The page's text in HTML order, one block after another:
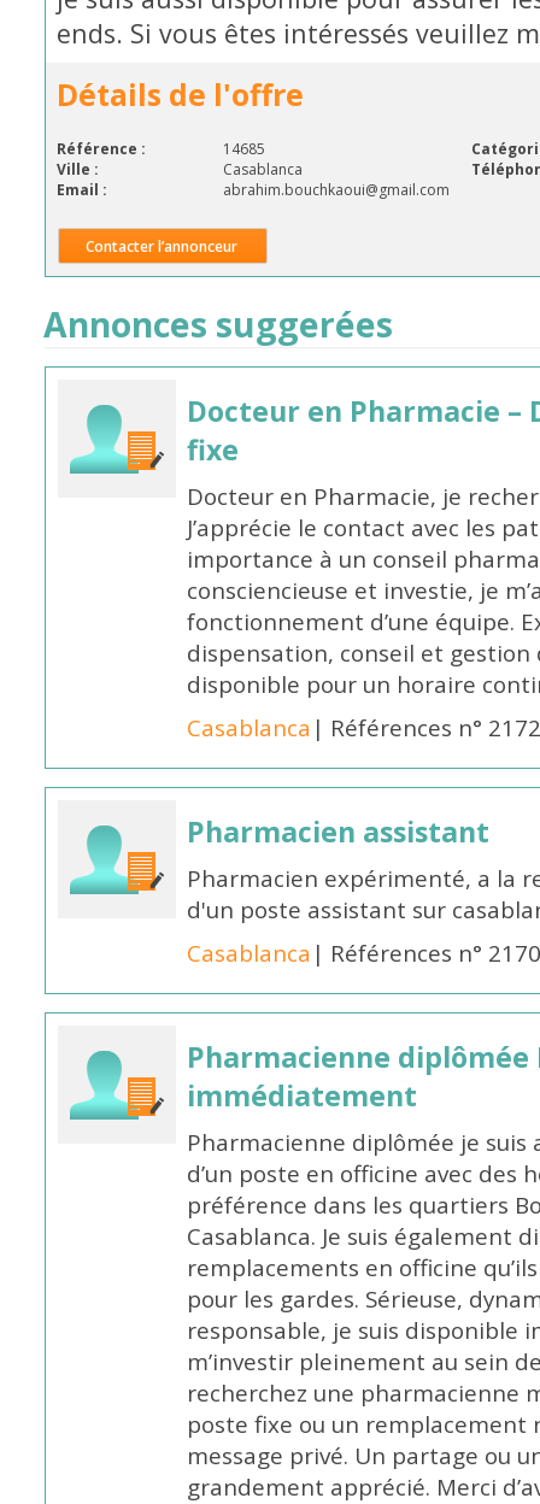
ends. Si vous êtes intéressés veuillez
Détails de l'offre
Référence : 14685
Ville :
Casablanca
Email :
abrahim.bouchkaoui@gmail.com
Contacter l’annonceur
Annonces suggerées
Docteur en Pharmacie
fixe
Docteur en Pharmacie, je
J’apprécie le contact avec les
importance à un conseil
consciencieuse et investie, je
fonctionnement d’une équipe.
dispensation, conseil et gestion
disponible pour un horaire
Casablanca | Références n°
Pharmacien assistant
Pharmacien expérimenté, a la
d'un poste assistant sur
Casablanca | Références n°
Pharmacienne diplômée
immédiatement
Pharmacienne diplômée je
d’un poste en officine avec des
préférence dans les quartiers
Casablanca. Je suis également
remplacements en officine
pour les gardes. Sérieuse,
responsable, je suis
m’investir pleinement au sein
recherchez une pharmacienne
poste fixe ou un remplacement
message privé. Un partage ou
grandement apprécié. Merci